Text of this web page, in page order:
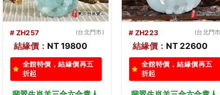
# ZH223 (台北門市)
結緣價： NT 22600
全館特價，結緣價再五
折起
# ZH-220
結緣價： NT 41000
全館特價，結緣價再五
折起